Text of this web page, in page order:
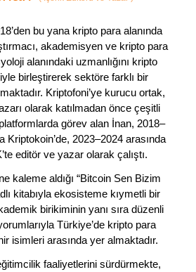
bu yana kripto para alanında
akademisyen ve kripto para
alanındaki uzmanlığını kripto
birleştirerek sektöre farklı bir
Kriptofoni’ye kurucu ortak,
olarak katılmadan önce çeşitli
görev alan İnan, 2018–
Kriptokoin’de, 2023–2024 arasında
editör ve yazar olarak çalıştı.
kaleme aldığı “Bitcoin Sen Bizim
kitabıyla ekosisteme kıymetli bir
birikiminin yanı sıra düzenli
Türkiye’de kripto para
isimleri arasında yer almaktadır.
faaliyetlerini sürdürmekte,